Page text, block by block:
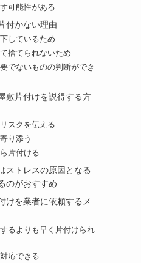
可能性がある
付かない理由
しているため
捨てられないため
でないものの判断ができ
敷片付けを説得する方
スクを伝える
り添う
片付ける
ストレスの原因となる
のがおすすめ
けを業者に依頼するメ
るよりも早く片付けられ
応できる